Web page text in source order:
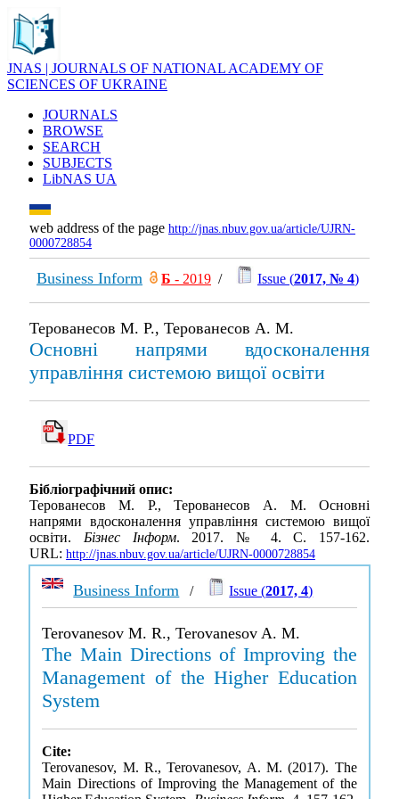
JNAS | JOURNALS OF NATIONAL ACADEMY OF
SCIENCES OF UKRAINE
JOURNALS
BROWSE
SEARCH
SUBJECTS
LibNAS UA
web address of the page http://jnas.nbuv.gov.ua/article/UJRN-
0000728854
Business Inform Б - 2019 / Issue (2017, № 4)
Терованесов М. Р., Терованесов А. М.
Основні напрями вдосконалення
управління системою вищої освіти
PDF
Бібліографічний опис:
Терованесов М. Р., Терованесов А. М. Основні
напрями вдосконалення управління системою вищої
освіти. Бізнес Інформ. 2017. № 4. С. 157-162.
URL: http://jnas.nbuv.gov.ua/article/UJRN-0000728854
Business Inform / Issue (2017, 4)
Terovanesov M. R., Terovanesov A. M.
The Main Directions of Improving the
Management of the Higher Education
System
Cite:
Terovanesov, M. R., Terovanesov, A. M. (2017). The
Main Directions of Improving the Management of the